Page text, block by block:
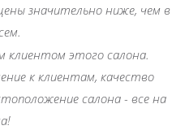
значительно ниже, чем в
клиентом этого салона.
к клиентам, качество
салона - все на